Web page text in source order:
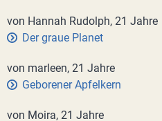
von Hannah Rudolph, 21 Jahre
Der graue Planet
von marleen, 21 Jahre
Geborener Apfelkern
von Moira, 21 Jahre